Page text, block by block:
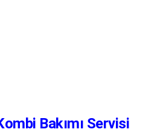
Bakımı Servisi